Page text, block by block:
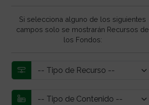
Si selecciona alguno de los siguientes
campos solo se mostrarán Recursos de
los Fondos: